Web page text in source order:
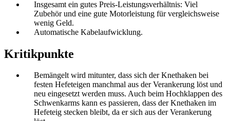
Insgesamt ein gutes Preis-Leistungsverhältnis: Viel
Zubehör und eine gute Motorleistung für vergleichsweise
wenig Geld.
Automatische Kabelaufwicklung.
Kritikpunkte
Bemängelt wird mitunter, dass sich der Knethaken bei
festen Hefeteigen manchmal aus der Verankerung löst und
neu eingesetzt werden muss. Auch beim Hochklappen des
Schwenkarms kann es passieren, dass der Knethaken im
Hefeteig stecken bleibt, da er sich aus der Verankerung